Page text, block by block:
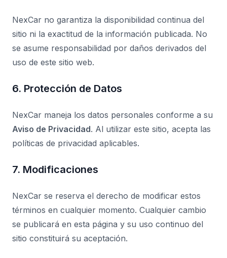
NexCar no garantiza la disponibilidad continua del
sitio ni la exactitud de la información publicada. No
se asume responsabilidad por daños derivados del
uso de este sitio web.
6. Protección de Datos
NexCar maneja los datos personales conforme a su
Aviso de Privacidad. Al utilizar este sitio, acepta las
políticas de privacidad aplicables.
7. Modificaciones
NexCar se reserva el derecho de modificar estos
términos en cualquier momento. Cualquier cambio
se publicará en esta página y su uso continuo del
sitio constituirá su aceptación.